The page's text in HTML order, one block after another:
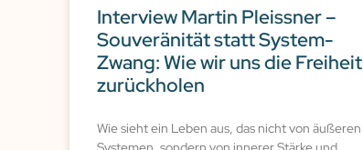
Interview Martin Pleissner –
Souveränität statt System-
Zwang: Wie wir uns die Freiheit
zurückholen
Wie sieht ein Leben aus, das nicht von äußeren